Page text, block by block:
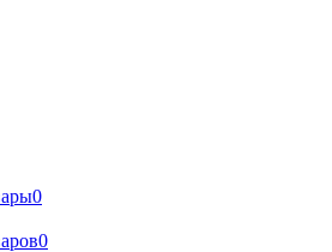
0
0